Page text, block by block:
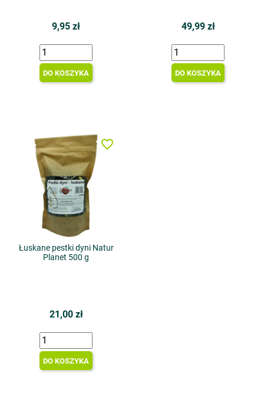
9,95 zł
DO KOSZYKA
49,99 zł
DO KOSZYKA
Łuskane pestki dyni Natur
Planet 500 g
21,00 zł
DO KOSZYKA
favorite_border